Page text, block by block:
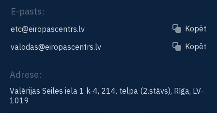
E-pasts:
etc@eiropascentrs.lv
Kopēt
valodas@eiropascentrs.lv
Kopēt
Adrese:
Valērijas Seiles iela 1 k-4, 214. telpa (2.stāvs), Rīga, LV-
1019